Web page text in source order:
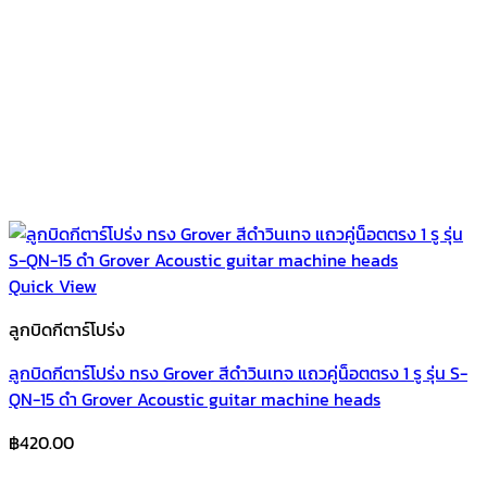
Quick View
ลูกบิดกีตาร์โปร่ง
ลูกบิดกีตาร์โปร่ง ทรง Grover สีดำวินเทจ แถวคู่น็อตตรง 1 รู รุ่น S-
QN-15 ดำ Grover Acoustic guitar machine heads
฿420.00